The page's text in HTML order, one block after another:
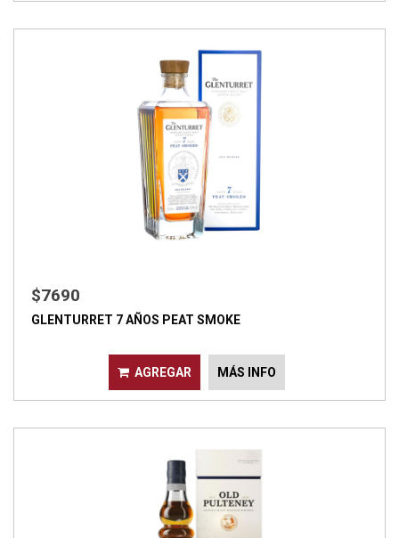
$7690
GLENTURRET 7 AÑOS PEAT SMOKE
AGREGAR MÁS INFO